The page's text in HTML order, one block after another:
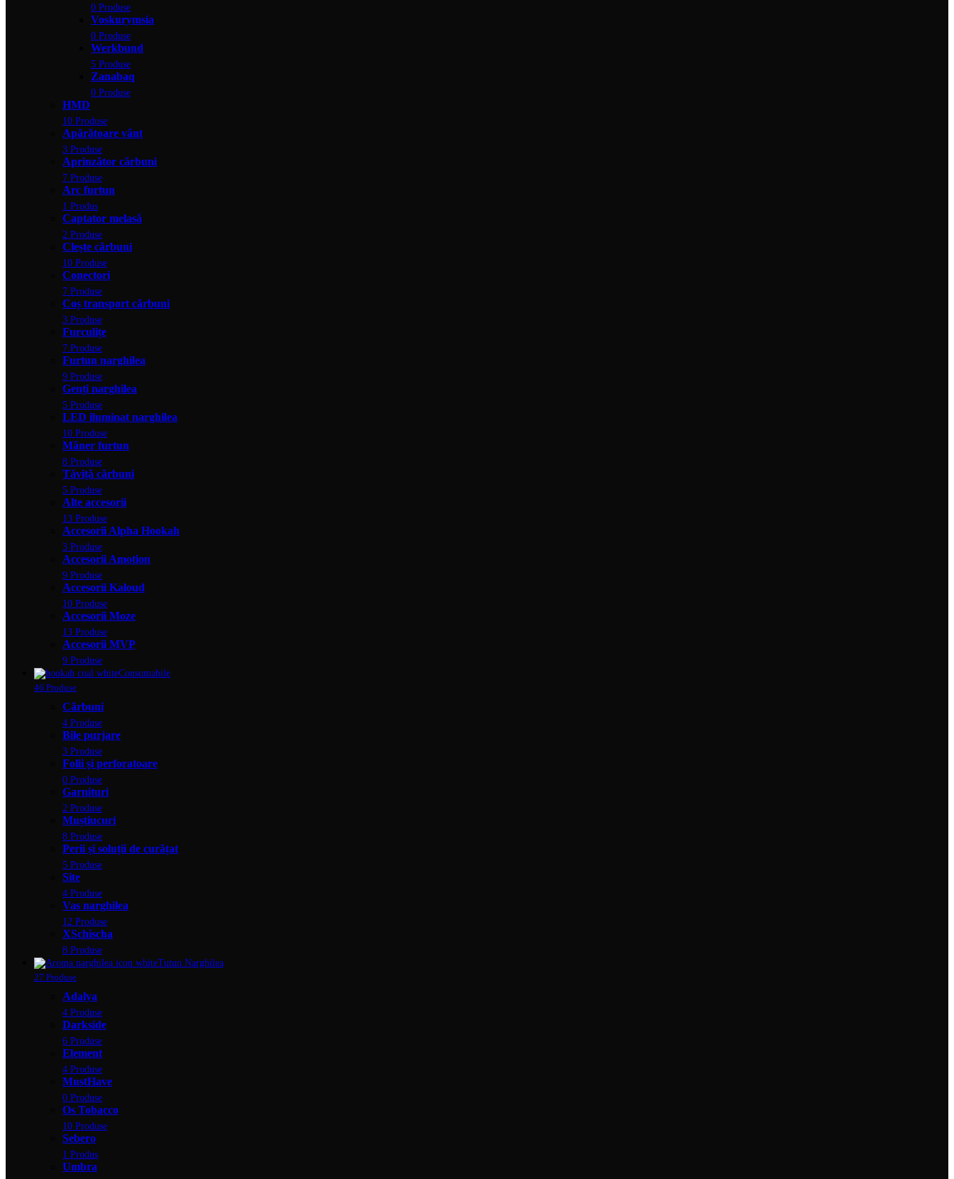
0 Produse
Voskurymsia
0 Produse
Werkbund
5 Produse
Zanabaq
0 Produse
HMD
10 Produse
Apărătoare vânt
3 Produse
Aprinzător cărbuni
7 Produse
Arc furtun
1 Produs
Captator melasă
2 Produse
Clește cărbuni
10 Produse
Conectori
7 Produse
Coș transport cărbuni
3 Produse
Furculițe
7 Produse
Furtun narghilea
9 Produse
Genți narghilea
5 Produse
LED iluminat narghilea
10 Produse
Mâner furtun
8 Produse
Tăviță cărbuni
5 Produse
Alte accesorii
13 Produse
Accesorii Alpha Hookah
3 Produse
Accesorii Amotion
9 Produse
Accesorii Kaloud
10 Produse
Accesorii Moze
13 Produse
Accesorii MVP
9 Produse
Consumabile
46 Produse
Cărbuni
4 Produse
Bile purjare
3 Produse
Folii și perforatoare
0 Produse
Garnituri
2 Produse
Muștiucuri
8 Produse
Perii și soluții de curățat
5 Produse
Site
4 Produse
Vas narghilea
12 Produse
XSchischa
8 Produse
Tutun Narghilea
27 Produse
Adalya
4 Produse
Darkside
6 Produse
Element
4 Produse
MustHave
0 Produse
Os Tobacco
10 Produse
Sebero
1 Produs
Umbra